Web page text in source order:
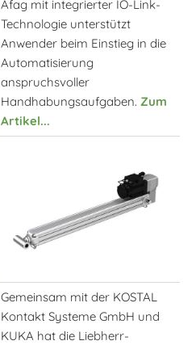
Afag mit integrierter IO-Link-
Technologie unterstützt
Anwender beim Einstieg in die
Automatisierung
anspruchsvoller
Handhabungsaufgaben. Zum
Artikel...
Gemeinsam mit der KOSTAL
Kontakt Systeme GmbH und
KUKA hat die Liebherr-